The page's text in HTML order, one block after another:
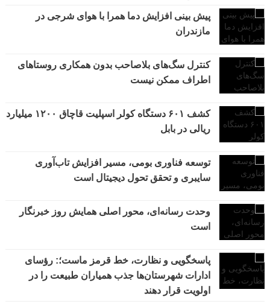
پیش بینی افزایش دما همرا با هوای شرجی در
مازندران
کنترل سگ‌های بلاصاحب بدون همکاری روستاهای
اطراف ممکن نیست
کشف ۶۰۱ دستگاه کولر اسپلیت قاچاق ۱۲۰۰ میلیارد
ریالی در بابل
توسعه فناوری بومی، مسیر افزایش تاب‌آوری
سایبری و تحقق تحول دیجیتال است
وحدت رسانه‌ای، محور اصلی همایش روز خبرنگار
است
پاسخگویی و نظارت، خط قرمز ماست؛: رؤسای
ادارات شهرستان‌ها جذب همیاران طبیعت را در
اولویت قرار دهند